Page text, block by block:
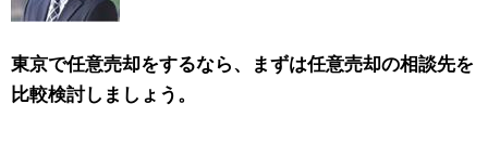
東京で任意売却をするなら、まずは任意売却の相談先を
比較検討しましょう。